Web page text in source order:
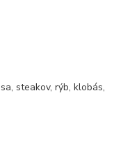
steakov, rýb, klobás,